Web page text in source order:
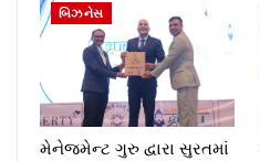
બિઝનેસ
મેનેજમેન્ટ ગુરુ દ્વારા સુરતમાં